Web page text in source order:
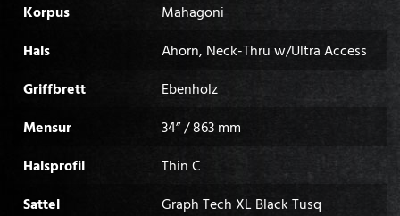
Korpus
Mahagoni
Hals
Ahorn, Neck-Thru w/Ultra Access
Griffbrett
Ebenholz
Mensur
34” / 863 mm
Halsprofil
Thin C
Sattel
Graph Tech XL Black Tusq